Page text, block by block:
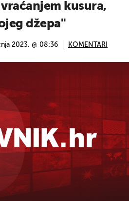
kusura,
džepa''
2023. @ 08:36 KOMENTARI